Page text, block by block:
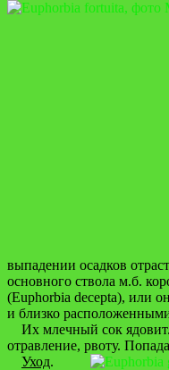
выпадении осадков
основного ствола м.б.
(Euphorbia decepta), или
и близко
Их млечный сок
отравление, рвоту.
Уход.